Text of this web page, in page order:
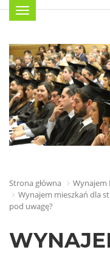
Menu
Strona główna
Wynajem
Wynajem mieszkań dla
pod uwagę?